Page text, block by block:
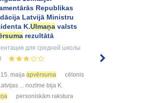
Republikas
Latvijā Ministru
K.Ulmaņa valsts
rezultātā
для средней школы
15. maija apvērsuma
cēlonis
... nozīme bija K.
personiskām rakstura